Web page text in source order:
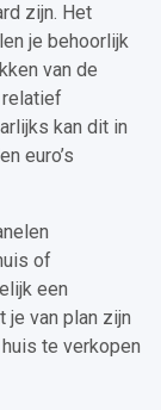
zijn. Het
je behoorlijk
van de
kan dit in
euro’s
of
een
je van plan zijn
te verkopen